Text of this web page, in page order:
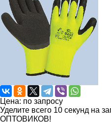
Цена: по запросу
Уделите всего 10 секунд на
ОПТОВИКОВ!